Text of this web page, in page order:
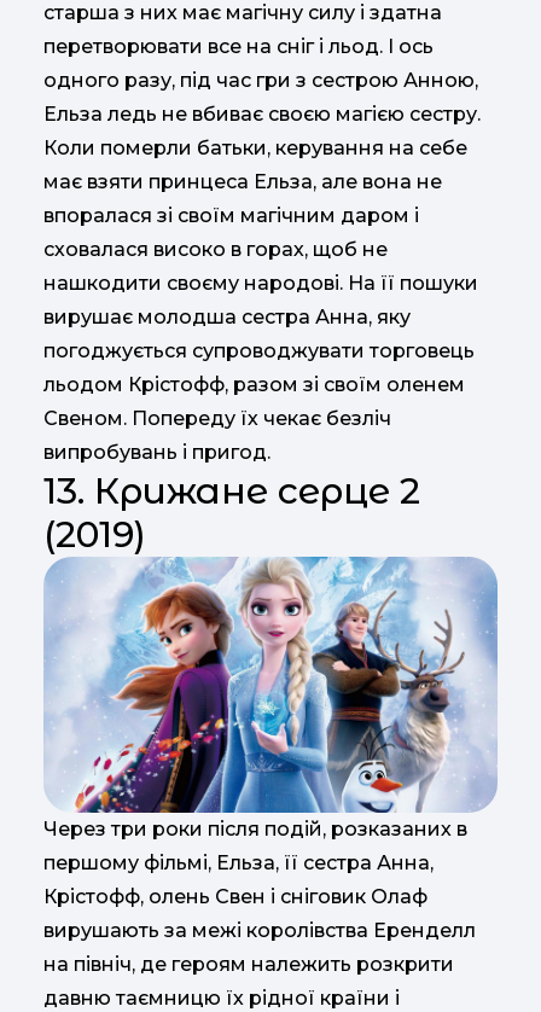
старша з них має магічну силу і здатна
перетворювати все на сніг і льод. І ось
одного разу, під час гри з сестрою Анною,
Ельза ледь не вбиває своєю магією сестру.
Коли померли батьки, керування на себе
має взяти принцеса Ельза, але вона не
впоралася зі своїм магічним даром і
сховалася високо в горах, щоб не
нашкодити своєму народові. На її пошуки
вирушає молодша сестра Анна, яку
погоджується супроводжувати торговець
льодом Крістофф, разом зі своїм оленем
Свеном. Попереду їх чекає безліч
випробувань і пригод.
13. Крижане серце 2
(2019)
Через три роки після подій, розказаних в
першому фільмі, Ельза, її сестра Анна,
Крістофф, олень Свен і сніговик Олаф
вирушають за межі королівства Еренделл
на північ, де героям належить розкрити
давню таємницю їх рідної країни і